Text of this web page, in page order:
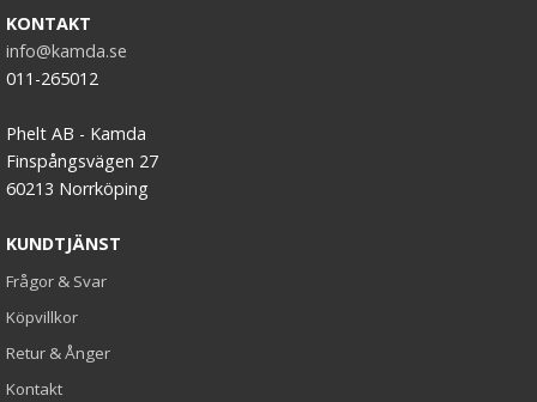
KONTAKT
info@kamda.se
011-265012
Phelt AB - Kamda
Finspångsvägen 27
60213 Norrköping
KUNDTJÄNST
Frågor & Svar
Köpvillkor
Retur & Ånger
Kontakt